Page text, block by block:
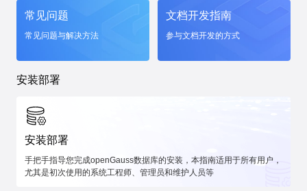
常见问题
常见问题与解决方法
文档开发指南
参与文档开发的方式
安装部署
安装部署
手把手指导您完成openGauss数据库的安装，本指南适用于所有用户，
尤其是初次使用的系统工程师、管理员和维护人员等